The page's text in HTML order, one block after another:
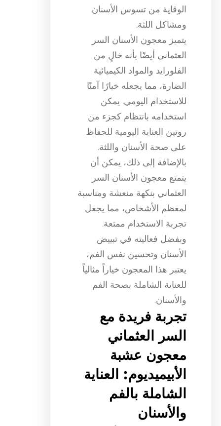
الوقاية من تسوس الأسنان
ومشاكل اللثة.
يتميز معجون الأسنان السر
العثماني أيضًا بأنه خالٍ من
الفلورايد والمواد الكيميائية
الضارة، مما يجعله خيارًا آمنًا
للاستخدام اليومي. يمكن
استخدامه بانتظام كجزء من
روتين العناية اليومية للحفاظ
على صحة الأسنان واللثة.
بالإضافة إلى ذلك، يمكن أن
يتمتع معجون الأسنان السر
العثماني بنكهة منعشة ومناسبة
لمعظم الأشخاص، مما يجعل
تجربة الاستخدام ممتعة.
وبفضل فعاليته في تبييض
الأسنان وتحسين نفس الفم،
يعتبر هذا المعجون خياراً مثالياً
للعناية الشاملة بصحة الفم
والأسنان.
تجربة فريدة مع
السر العثماني
معجون عشبة
الأبيميديوم: العناية
الشاملة بالفم
والأسنان